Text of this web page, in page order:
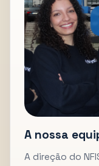
A nossa
A direção do